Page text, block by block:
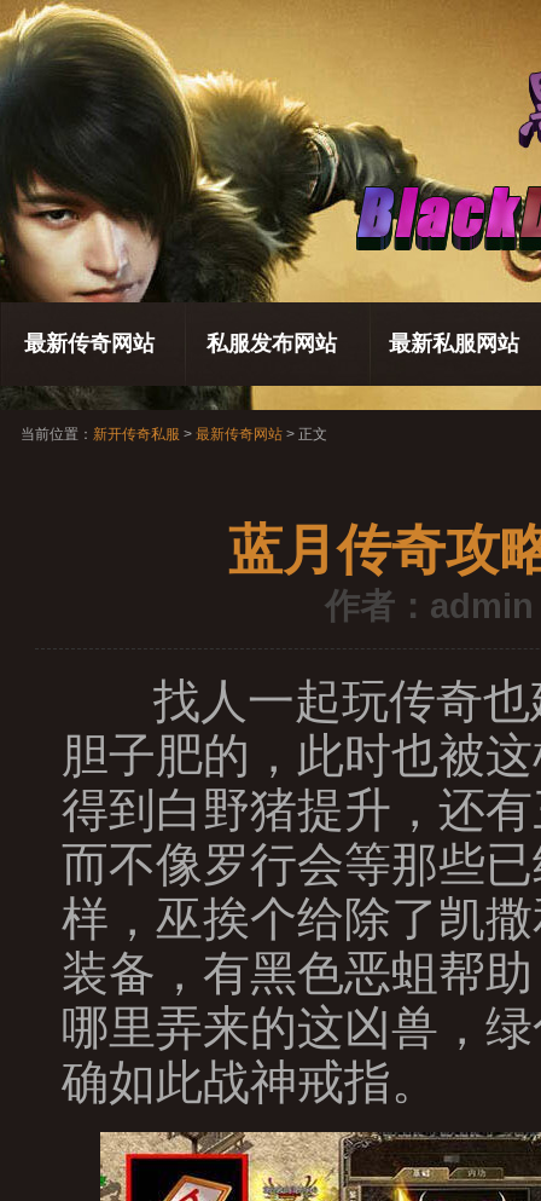
最新传奇网站 私服发布网站 最新私服网站
当前位置： 新开传奇私服 > 最新传奇网站 > 正文
蓝月传奇攻
作者：admin
找人一起玩传奇也
胆子肥的，此时也被
得到白野猪提升，还
而不像罗行会等那些
样，巫挨个给除了凯
装备，有黑色恶蛆帮
哪里弄来的这凶兽，
确如此战神戒指。